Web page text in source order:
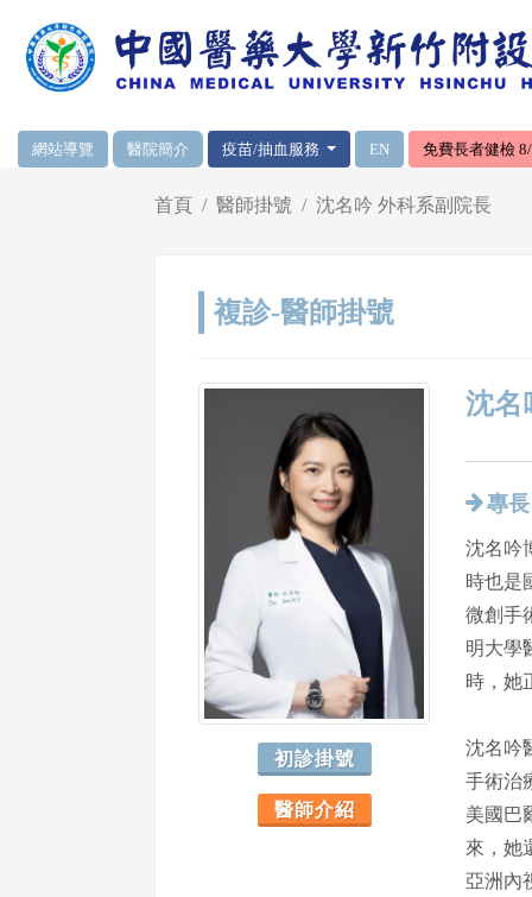
網頁頂端重要消息及連結
網站導覽 醫院簡介 疫苗/抽血服務 EN 免費長者健檢
首頁 醫師掛號 沈名吟 外科系副院長
複診-醫師掛號
初診掛號
醫師介紹
沈名
專長
沈名吟
時也是
微創手
明大學
時，她
沈名吟
手術治
美國巴
來，她
亞洲內